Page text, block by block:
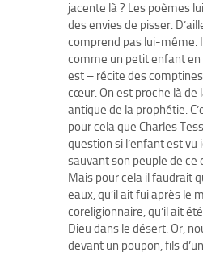
jacente là ? Les poèmes
des envies de pisser.
comprend pas lui-même.
comme un petit enfant en
est – récite des
cœur. On est proche là de
antique de la prophétie.
pour cela que Charles
question si l’enfant est vu
sauvant son peuple de ce
Mais pour cela il faudrait
eaux, qu’il ait fui après le
coreligionnaire, qu’il ait
Dieu dans le désert. Or,
devant un poupon, fils